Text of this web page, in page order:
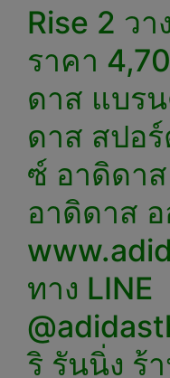
Rise 2 ว
ราคา
ดาส แบร
ดาส สปอ
ซ์ อาดิดา
อาดิดาส
ทาง LINE
ริ รันนิ่ง ร้